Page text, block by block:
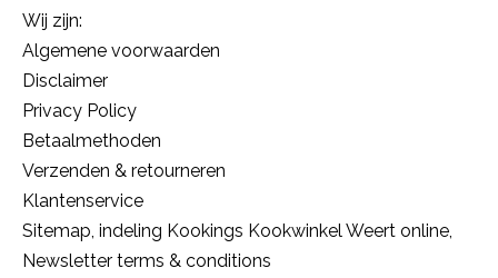
Wij zijn:
Algemene voorwaarden
Disclaimer
Privacy Policy
Betaalmethoden
Verzenden & retourneren
Klantenservice
Sitemap, indeling Kookings Kookwinkel Weert online,
Newsletter terms & conditions